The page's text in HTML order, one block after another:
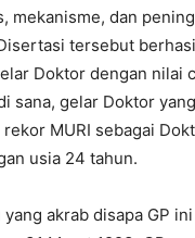
mekanisme, dan
tersebut
Doktor dengan nilai
sana, gelar Doktor
MURI sebagai
usia 24 tahun.
akrab disapa GP